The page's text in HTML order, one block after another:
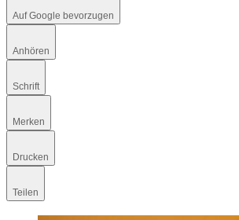
Auf Google bevorzugen
Anhören
Schrift
Merken
Drucken
Teilen